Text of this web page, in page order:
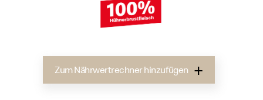
Zum Nährwertrechner hinzufügen